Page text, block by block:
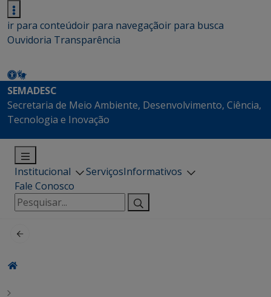
ir para conteúdoir para navegaçãoir para busca
Ouvidoria Transparência
SEMADESC
Secretaria de Meio Ambiente, Desenvolvimento, Ciência,
Tecnologia e Inovação
Institucional ServiçosInformativos
Fale Conosco
Pesquisar
por: